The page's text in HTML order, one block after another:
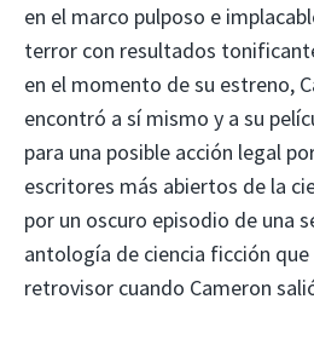
en el marco pulposo e
terror con resultados
en el momento de su estreno,
encontró a sí mismo y a su
para una posible acción legal
escritores más abiertos de la
por un oscuro episodio de una
antología de ciencia ficción que
retrovisor cuando Cameron